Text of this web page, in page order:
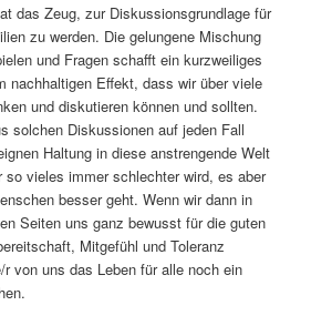
das Zeug, zur Diskussionsgrundlage für
zu werden. Die gelungene Mischung
und Fragen schafft ein kurzweiliges
nachhaltigen Effekt, dass wir über viele
und diskutieren können und sollten.
solchen Diskussionen auf jeden Fall
Haltung in diese anstrengende Welt
so vieles immer schlechter wird, es aber
besser geht. Wenn wir dann in
Seiten uns ganz bewusst für die guten
Mitgefühl und Toleranz
von uns das Leben für alle noch ein